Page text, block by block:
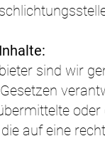
sind wir
auf eine